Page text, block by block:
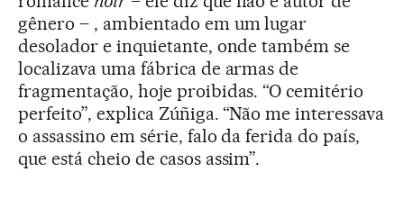
gênero – , ambientado em um lugar
desolador e inquietante, onde também se
localizava uma fábrica de armas de
fragmentação, hoje proibidas. “O cemitério
perfeito”, explica Zúñiga. “Não me interessava
o assassino em série, falo da ferida do país,
que está cheio de casos assim”.